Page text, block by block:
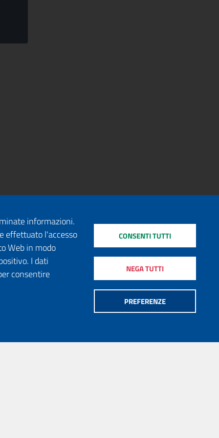
informazioni.
effettuato l'accesso
Web in modo
I dati
consentire
PREFERENZE
NEGA TUTTI
CONSENTI TUTTI